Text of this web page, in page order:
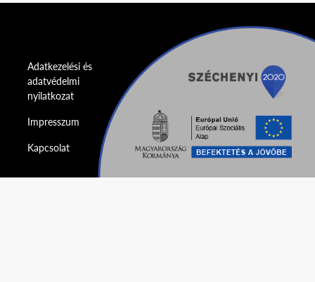
Adatkezelési és
adatvédelmi
nyilatkozat
Impresszum
Kapcsolat